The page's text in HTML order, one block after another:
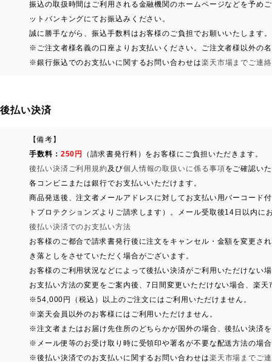
振込の取扱時間はご利用される金融機関のホームページなどを予め
ットバンキングにてお振込みください。
誠に勝手ながら、振込手数料はお客様のご負担でお願いいたします。
※ご注文者様名義の口座よりお支払いください。ご注文者様以外の
※銀行振込でのお支払いに関するお問い合わせは楽天市場までご連絡
後払い決済
【備考】
手数料： 250円
（請求書発行料）をお客様にご負担いただきます。
後払い決済ご利用規約及び個人情報の取扱いに係る事項をご確認い
各コンビニまたは銀行でお支払いいただけます。
商品発送後、注文者メールアドレスに対してお支払い用バーコード
トプロテクションズよりご請求します）。メール受取後14日以内に
後払い決済でのお支払い方法
お客様のご都合で請求書発行後に注文をキャンセル・金額を変更さ
き落としをさせていただく場合がございます。
お客様のご利用状況などによって後払い決済がご利用いただけない
お支払い方法の変更をご案内後、7日間変更いただけない場合、楽
※54,000円（税込）以上のご注文にはご利用いただけません。
※楽天会員以外のお客様にはご利用いただけません。
※注文者またはお届け先住所のどちらかが国外の場合、後払い決済
※メール便等のお受け取り時に受領印や署名が不要な配送方法の場
※後払い決済でのお支払いに関するお問い合わせは楽天市場までご